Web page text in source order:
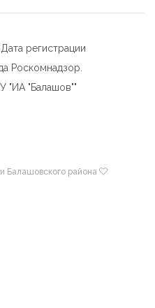
регистрации
Роскомнадзор.
"ИА "Балашов""
Балашовского района